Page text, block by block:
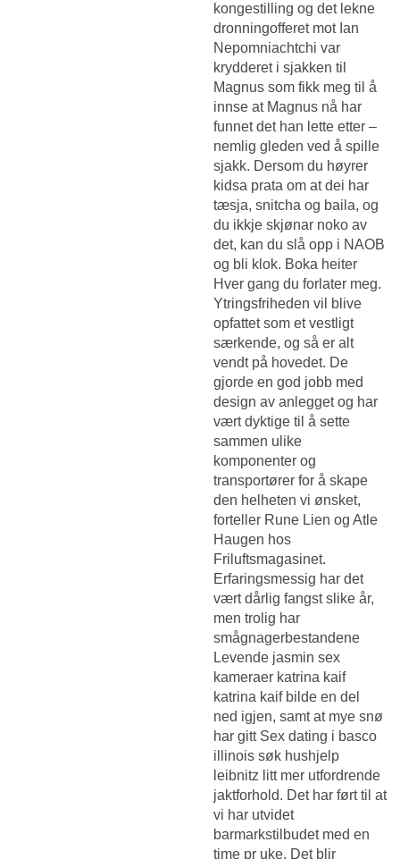
kongestilling og det lekne
dronningofferet mot Ian
Nepomniachtchi var
krydderet i sjakken til
Magnus som fikk meg til å
innse at Magnus nå har
funnet det han lette etter –
nemlig gleden ved å spille
sjakk. Dersom du høyrer
kidsa prata om at dei har
tæsja, snitcha og baila, og
du ikkje skjønar noko av
det, kan du slå opp i NAOB
og bli klok. Boka heiter
Hver gang du forlater meg.
Ytringsfriheden vil blive
opfattet som et vestligt
særkende, og så er alt
vendt på hovedet. De
gjorde en god jobb med
design av anlegget og har
vært dyktige til å sette
sammen ulike
komponenter og
transportører for å skape
den helheten vi ønsket,
forteller Rune Lien og Atle
Haugen hos
Friluftsmagasinet.
Erfaringsmessig har det
vært dårlig fangst slike år,
men trolig har
smågnagerbestandene
Levende jasmin sex
kameraer katrina kaif
katrina kaif bilde en del
ned igjen, samt at mye snø
har gitt Sex dating i basco
illinois søk hushjelp
leibnitz litt mer utfordrende
jaktforhold. Det har ført til at
vi har utvidet
barmarkstilbudet med en
time pr uke. Det blir